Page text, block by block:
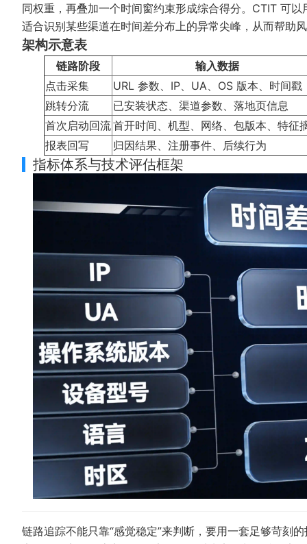
同权重，再叠加一个时间窗约束形成综合得分。CTIT 可
适合识别某些渠道在时间差分布上的异常尖峰，从而帮助
架构示意表
链路阶段
输入数据
点击采集
URL 参数、IP、UA、OS 版本、时间戳
跳转分流
已安装状态、渠道参数、落地页信息
首次启动回流首开时间、机型、网络、包版本、特征
报表回写
归因结果、注册事件、后续行为
指标体系与技术评估框架
链路追踪不能只靠“感觉稳定”来判断，要用一套足够苛刻